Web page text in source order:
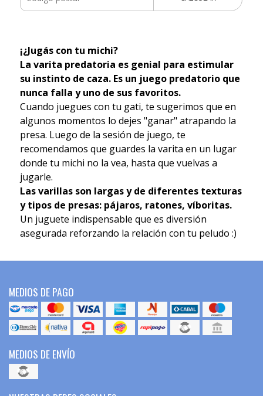
¡¿Jugás con tu michi?
La varita predatoria es genial para estimular
su instinto de caza. Es un juego predatorio que
nunca falla y uno de sus favoritos.
Cuando juegues con tu gati, te sugerimos que en
algunos momentos lo dejes "ganar" atrapando la
presa. Luego de la sesión de juego, te
recomendamos que guardes la varita en un lugar
donde tu michi no la vea, hasta que vuelvas a
jugarle.
Las varillas son largas y de diferentes texturas
y tipos de presas: pájaros, ratones, víboritas.
Un juguete indispensable que es diversión
asegurada reforzando la relación con tu peludo :)
MEDIOS DE PAGO
MEDIOS DE ENVÍO